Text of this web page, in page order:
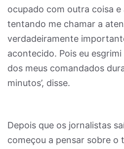
ocupado com outra coisa e
tentando me chamar a
verdadeiramente
acontecido. Pois eu
dos meus comandados
minutos’, disse.
Depois que os jornalistas
começou a pensar sobre o